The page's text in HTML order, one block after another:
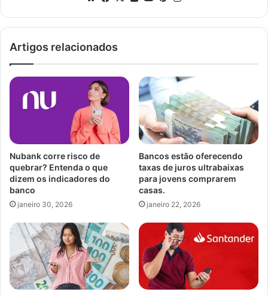
Artigos relacionados
Nubank corre risco de
quebrar? Entenda o que
dizem os indicadores do
banco
janeiro 30, 2026
Bancos estão oferecendo
taxas de juros ultrabaixas
para jovens comprarem
casas.
janeiro 22, 2026